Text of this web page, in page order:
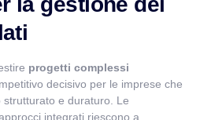
progetti complessi
decisivo per le imprese che
e duraturo. Le
integrati riescono a